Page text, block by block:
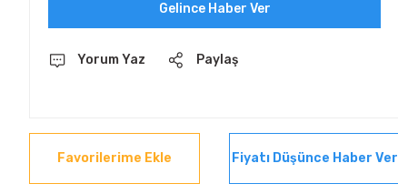
Gelince Haber Ver
Yorum Yaz Paylaş
Fiyatı Düşünce Haber Ver